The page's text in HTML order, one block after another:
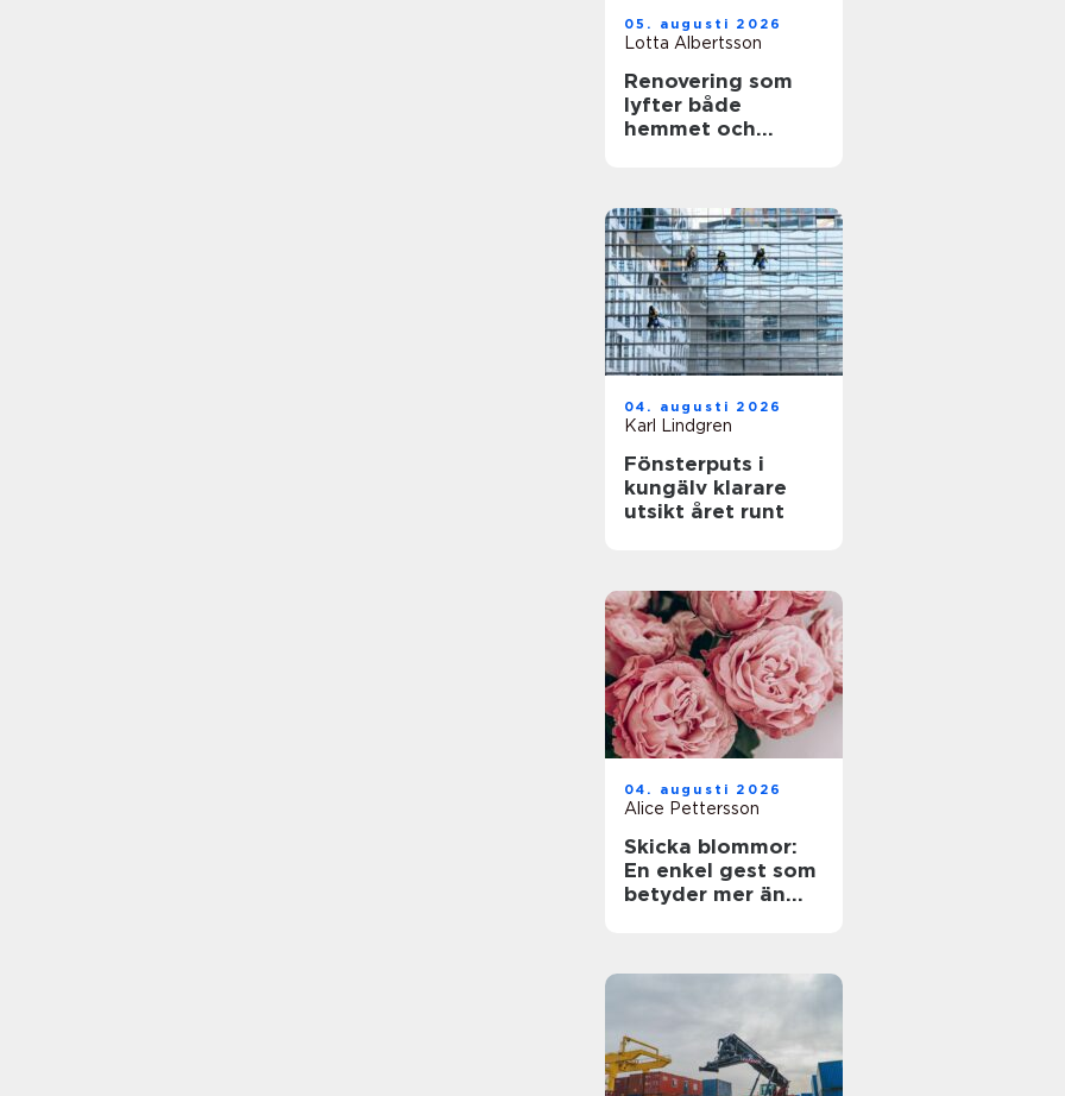
05. augusti 2026
Lotta Albertsson
Renovering som
lyfter både
hemmet och
04. augusti 2026
Karl Lindgren
Fönsterputs i
kungälv klarare
utsikt året runt
04. augusti 2026
Alice Pettersson
Skicka blommor:
En enkel gest som
betyder mer än